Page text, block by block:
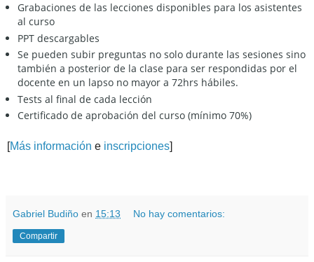
Grabaciones de las lecciones disponibles para los asistentes
al curso
PPT descargables
Se pueden subir preguntas no solo durante las sesiones sino
también a posterior de la clase para ser respondidas por el
docente en un lapso no mayor a 72hrs hábiles.
Tests al final de cada lección
Certificado de aprobación del curso (mínimo 70%)
[Más información e inscripciones]
Gabriel Budiño en 15:13 No hay comentarios:
Compartir